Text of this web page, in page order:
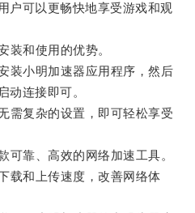
户可以更畅快地享受游戏和观
和使用的优势。
小明加速器应用程序，然后
动连接即可。
复杂的设置，即可轻松享受
靠、高效的网络加速工具。
和上传速度，改善网络体